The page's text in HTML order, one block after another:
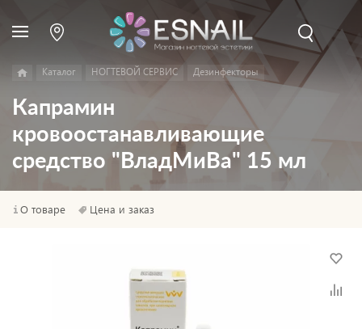
Каталог НОГТЕВОЙ СЕРВИС Дезинфекторы
Капрамин
кровоостанавливающие
средство "ВладМиВа" 15 мл
О товаре Цена и заказ